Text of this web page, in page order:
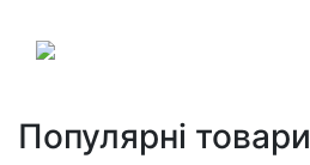
Популярні товари